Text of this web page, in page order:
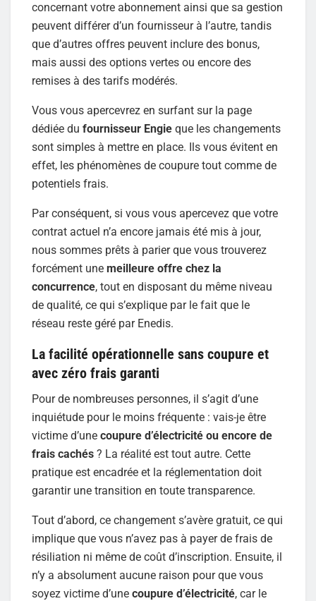
concernant votre abonnement ainsi que sa gestion
peuvent différer d’un fournisseur à l’autre, tandis
que d’autres offres peuvent inclure des bonus,
mais aussi des options vertes ou encore des
remises à des tarifs modérés.
Vous vous apercevrez en surfant sur la page
dédiée du fournisseur Engie que les changements
sont simples à mettre en place. Ils vous évitent en
effet, les phénomènes de coupure tout comme de
potentiels frais.
Par conséquent, si vous vous apercevez que votre
contrat actuel n’a encore jamais été mis à jour,
nous sommes prêts à parier que vous trouverez
forcément une meilleure offre chez la
concurrence, tout en disposant du même niveau
de qualité, ce qui s’explique par le fait que le
réseau reste géré par Enedis.
La facilité opérationnelle sans coupure et
avec zéro frais garanti
Pour de nombreuses personnes, il s’agit d’une
inquiétude pour le moins fréquente : vais-je être
victime d’une coupure d’électricité ou encore de
frais cachés ? La réalité est tout autre. Cette
pratique est encadrée et la réglementation doit
garantir une transition en toute transparence.
Tout d’abord, ce changement s’avère gratuit, ce qui
implique que vous n’avez pas à payer de frais de
résiliation ni même de coût d’inscription. Ensuite, il
n’y a absolument aucune raison pour que vous
soyez victime d’une coupure d’électricité, car le